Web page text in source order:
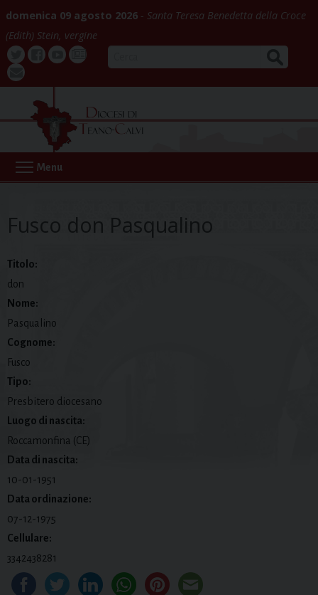
content
domenica 09 agosto 2026
Santa Teresa Benedetta della Croce
(Edith) Stein, vergine
Twitter
Buona
webmail
Menu
Fusco don Pasqualino
Titolo:
don
Nome:
Pasqualino
Cognome:
Fusco
Tipo:
Presbitero diocesano
Luogo di nascita:
Roccamonfina (CE)
Data di nascita:
10-01-1951
Data ordinazione:
07-12-1975
Cellulare:
3342438281